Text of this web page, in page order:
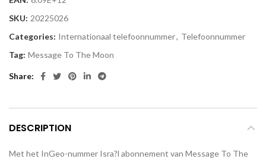
SKU: 20225026
Categories: Internationaal telefoonnummer, Telefoonnummer
Tag: Message To The Moon
Share
DESCRIPTION
Met het InGeo-nummer Isra?l abonnement van Message To The